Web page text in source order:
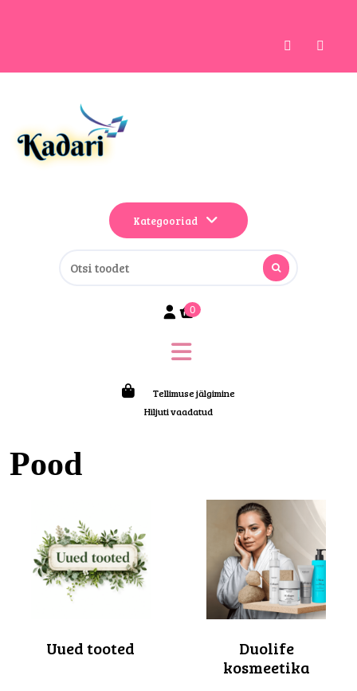
Kategooriad
0
Tellimuse jälgimine
Hiljuti vaadatud
Pood
Uued tooted
Duolife
kosmeetika